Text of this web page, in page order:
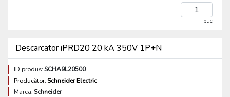
buc
Descarcator iPRD20 20 kA 350V 1P+N
ID produs:SCHA9L20500
Producător:Schneider Electric
Marca:Schneider